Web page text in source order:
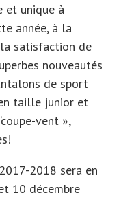
et unique à
année, à la
satisfaction de
nouveautés
de sport
taille junior et
vent »,
2018 sera en
10 décembre